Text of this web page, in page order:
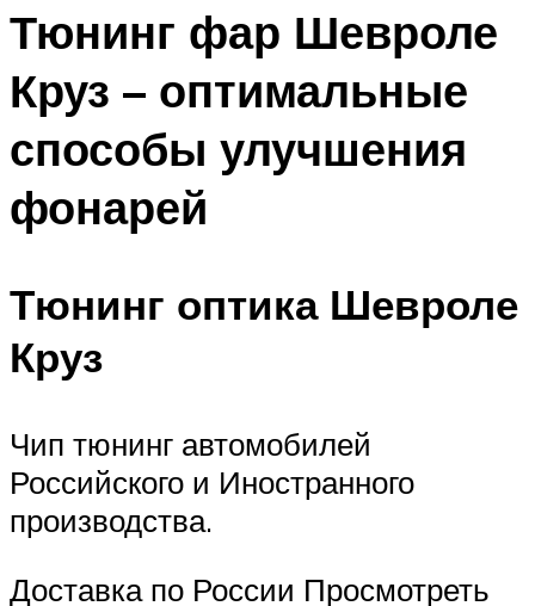
Тюнинг фар Шевроле
Круз – оптимальные
способы улучшения
фонарей
Тюнинг оптика Шевроле
Круз
Чип тюнинг автомобилей
Российского и Иностранного
производства.
Доставка по России Просмотреть